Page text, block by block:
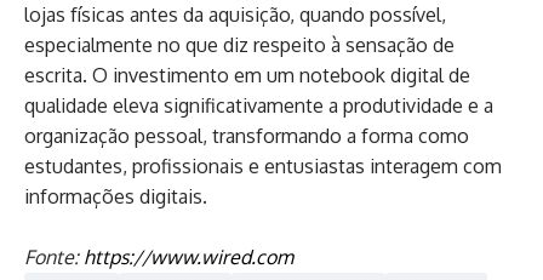
lojas físicas antes da aquisição, quando possível,
especialmente no que diz respeito à sensação de
escrita. O investimento em um notebook digital de
qualidade eleva significativamente a produtividade e a
organização pessoal, transformando a forma como
estudantes, profissionais e entusiastas interagem com
informações digitais.
Fonte: https://www.wired.com